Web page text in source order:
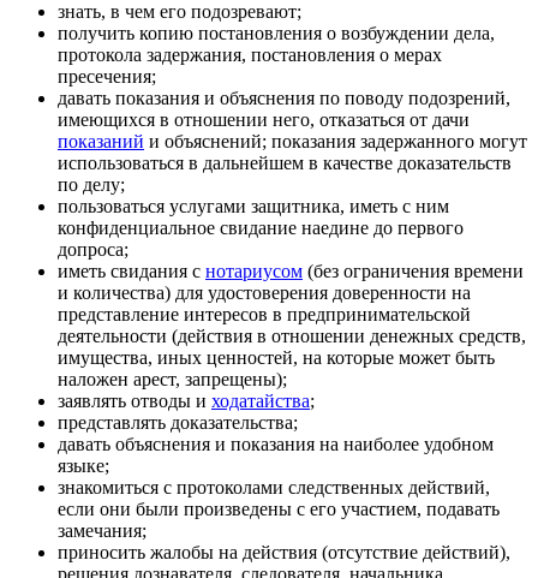
знать, в чем его подозревают;
получить копию постановления о возбуждении дела,
протокола задержания, постановления о мерах
пресечения;
давать показания и объяснения по поводу подозрений,
имеющихся в отношении него, отказаться от дачи
показаний и объяснений; показания задержанного могут
использоваться в дальнейшем в качестве доказательств
по делу;
пользоваться услугами защитника, иметь с ним
конфиденциальное свидание наедине до первого
допроса;
иметь свидания с нотариусом (без ограничения времени
и количества) для удостоверения доверенности на
представление интересов в предпринимательской
деятельности (действия в отношении денежных средств,
имущества, иных ценностей, на которые может быть
наложен арест, запрещены);
заявлять отводы и ходатайства;
представлять доказательства;
давать объяснения и показания на наиболее удобном
языке;
знакомиться с протоколами следственных действий,
если они были произведены с его участием, подавать
замечания;
приносить жалобы на действия (отсутствие действий),